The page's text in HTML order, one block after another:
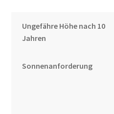
Ungefähre Höhe nach 10
Jahren
Sonnenanforderung